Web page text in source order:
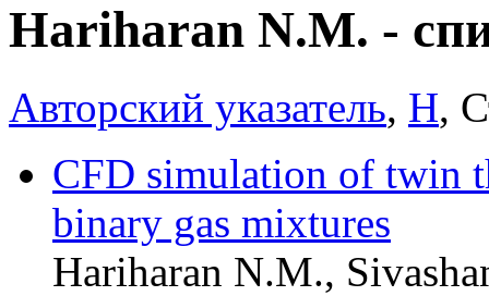
Hariharan N.M. -
Авторский указатель, H,
CFD simulation of twin
binary gas mixtures
Hariharan N.M.,